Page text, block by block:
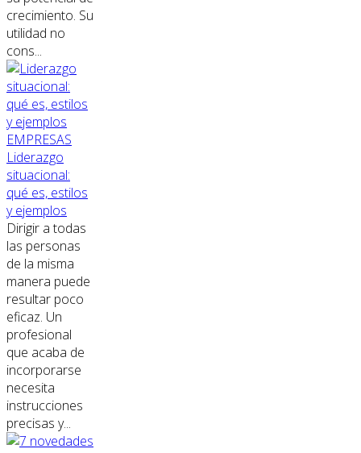
crecimiento. Su
utilidad no
cons...
EMPRESAS
Liderazgo
situacional:
qué es, estilos
y ejemplos
Dirigir a todas
las personas
de la misma
manera puede
resultar poco
eficaz. Un
profesional
que acaba de
incorporarse
necesita
instrucciones
precisas y...